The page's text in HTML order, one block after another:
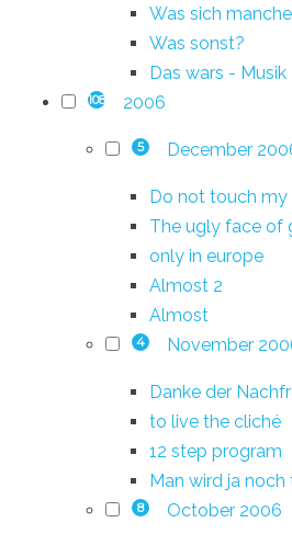
Was sich
Was sonst?
Das wars - Musik
108 2006
5 December
Do not touch my
The ugly face of
only in europe
Almost 2
Almost
4 November
Danke der
to live the cliché
12 step program
Man wird ja noch
8 October 2006